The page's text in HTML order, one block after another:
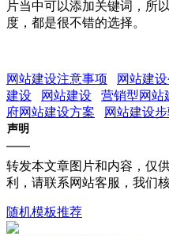
片当中可以添加关键词，所
度，都是很不错的选择。
网站建设注意事项 网站建设
建设
网站建设 营销型网站
府网站建设方案
网站建设
声明
转发本文章图片和内容，仅
利，请联系网站客服，我们
随机模板推荐